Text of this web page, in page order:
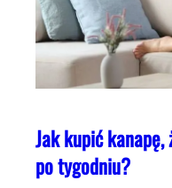
Jak kupić kanapę,
po tygodniu?